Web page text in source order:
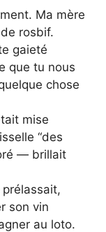
Ma mère
rosbif.
gaieté
que tu nous
chose
mise
“des
— brillait
son vin
au loto.